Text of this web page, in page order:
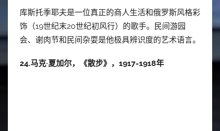
库斯托季耶夫是一位真正的商人生活和俄罗斯风格彩
饰（19世纪末20世纪初风行）的歌手。民间游园
会、谢肉节和民间杂耍是他极具辨识度的艺术语言。
24.马克·夏加尔，《散步》，1917-1918年